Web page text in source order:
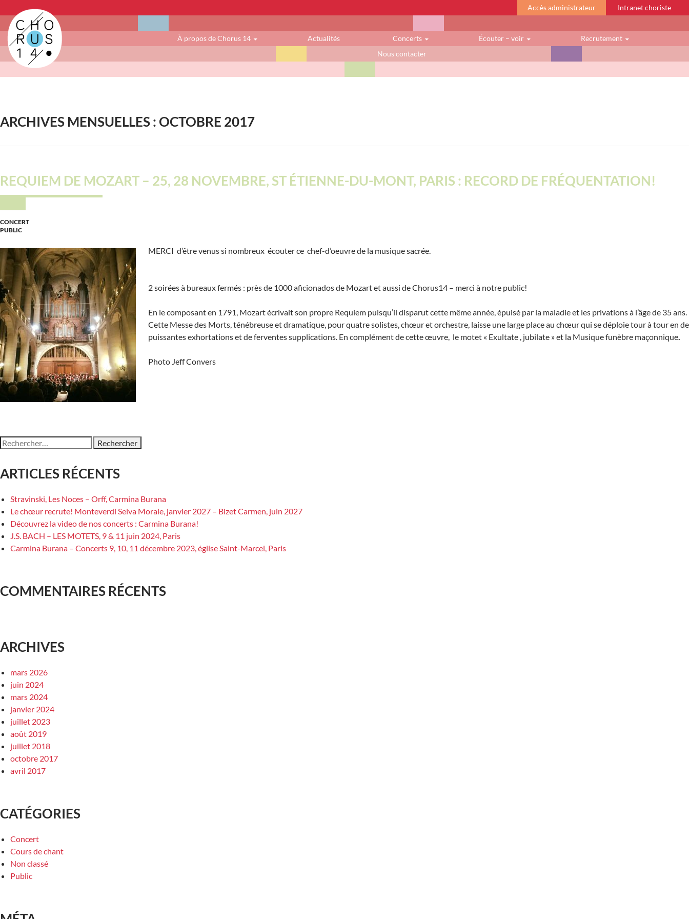
Accès administrateur Intranet choriste
À propos de Chorus 14 Actualités Concerts Écouter – voir
Recrutement
Nous contacter
ARCHIVES MENSUELLES : OCTOBRE 2017
REQUIEM DE MOZART – 25, 28 NOVEMBRE, ST ÉTIENNE-DU-MONT, PARIS : RECORD DE FRÉQUENTATION!
CONCERT
PUBLIC
MERCI d’être venus si nombreux écouter ce chef-d’oeuvre de la musique sacrée.
2 soirées à bureaux fermés : près de 1000 aficionados de Mozart et aussi de Chorus14 – merci à notre public!
En le composant en 1791, Mozart écrivait son propre Requiem puisqu’il disparut cette même année, épuisé par la maladie et les privations à l’âge de 35 ans.
Cette Messe des Morts, ténébreuse et dramatique, pour quatre solistes, chœur et orchestre, laisse une large place au chœur qui se déploie tour à tour en de
puissantes exhortations et de ferventes supplications. En complément de cette œuvre, le motet « Exultate , jubilate » et la Musique funèbre maçonnique.
Photo Jeff Convers
Rechercher :
ARTICLES RÉCENTS
Stravinski, Les Noces – Orff, Carmina Burana
Le chœur recrute! Monteverdi Selva Morale, janvier 2027 – Bizet Carmen, juin 2027
Découvrez la video de nos concerts : Carmina Burana!
J.S. BACH – LES MOTETS, 9 & 11 juin 2024, Paris
Carmina Burana – Concerts 9, 10, 11 décembre 2023, église Saint-Marcel, Paris
COMMENTAIRES RÉCENTS
ARCHIVES
mars 2026
juin 2024
mars 2024
janvier 2024
juillet 2023
août 2019
juillet 2018
octobre 2017
avril 2017
CATÉGORIES
Concert
Cours de chant
Non classé
Public